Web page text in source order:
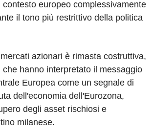
europeo complessivamente
il tono più restrittivo della politica
azionari è rimasta costruttiva,
hanno interpretato il messaggio
Europea come un segnale di
dell'economia dell'Eurozona,
degli asset rischiosi e
milanese.